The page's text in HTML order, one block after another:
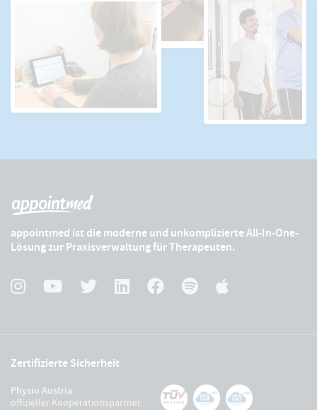
appointmed ist die moderne und unkomplizierte All-In-One-
Lösung zur Praxisverwaltung für Therapeuten.
Zertifizierte Sicherheit
Physio Austria
offizieller Kooperationspartner